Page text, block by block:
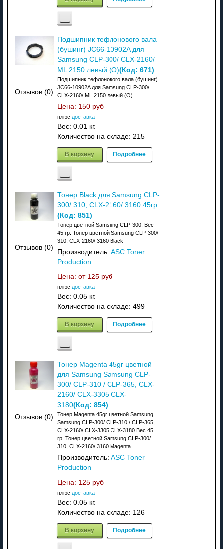
Отзывов (0)
Подшипник тефлонового вала
(бушинг) JC66-10902A для
Samsung CLP-300/ CLX-2160/
ML 2150 левый (О)(Код: 671)
Подшипник тефлонового вала (бушинг)
JC66-10902A для Samsung CLP-300/
CLX-2160/ ML 2150 левый (О)
Цена: 150 руб
плюс доставка
Вес: 0.01 кг.
Количество на складе: 215
В корзину Подробнее
Отзывов (0)
Тонер Black для Samsung CLP-
300/ 310, CLX-2160/ 3160 45гр.
(Код: 851)
Тонер цветной Samsung CLP-300. Вес
45 гр. Тонер цветной Samsung CLP-300/
310, CLX-2160/ 3160 Black
Производитель: ASC Toner
Production
Цена: от 125 руб
плюс доставка
Вес: 0.05 кг.
Количество на складе: 499
В корзину Подробнее
Отзывов (0)
Тонер Magenta 45gr цветной
для Samsung Samsung CLP-
300/ CLP-310 / CLP-365, CLX-
2160/ CLX-3305 CLX-
3180(Код: 854)
Тонер Magenta 45gr цветной Samsung
Samsung CLP-300/ CLP-310 / CLP-365,
CLX-2160/ CLX-3305 CLX-3180 Вес 45
гр. Тонер цветной Samsung CLP-300/
310, CLX-2160/ 3160 Magenta
Производитель: ASC Toner
Production
Цена: 125 руб
плюс доставка
Вес: 0.05 кг.
Количество на складе: 126
В корзину Подробнее